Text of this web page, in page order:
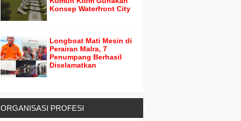
Konsep Waterfront City
Longboat Mati Mesin di
Perairan Malra, 7
Penumpang Berhasil
Diselamatkan
ORGANISASI PROFESI